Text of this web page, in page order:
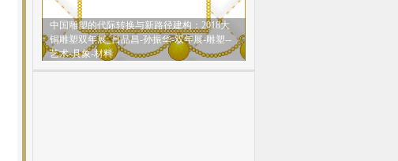
中国雕塑的代际转换与新路径建构：2018大
铜雕塑双年展_吕品昌-孙振华-双年展-雕塑--
艺术-具象-材料